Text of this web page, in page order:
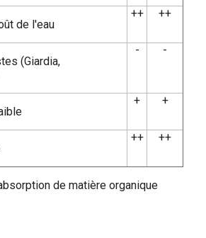
de l'eau
++ ++
(Giardia,
- -
+ +
++ ++
de matière organique